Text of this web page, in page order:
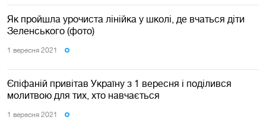
Як пройшла урочиста лінійка у школі, де вчаться діти
Зеленського (фото)
1 вересня 2021
Єпіфаній привітав Україну з 1 вересня і поділився
молитвою для тих, хто навчається
1 вересня 2021